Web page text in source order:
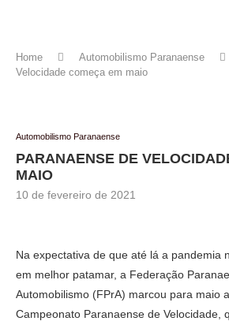
Home Automobilismo Paranaense
Velocidade começa em maio
Automobilismo Paranaense
PARANAENSE DE
MAIO
10 de fevereiro de 2021
Na expectativa de que até lá a pandemia
em melhor patamar, a Federação
Automobilismo (FPrA) marcou para maio
Campeonato Paranaense de Velocidade,